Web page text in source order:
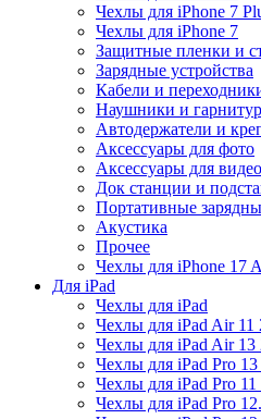
Чехлы для iPhone 7
Чехлы для iPhone 7
Защитные пленки и
Зарядные устройства
Кабели и
Наушники и
Автодержатели и
Аксессуары для фото
Аксессуары для видео
Док станции и
Портативные
Акустика
Прочее
Чехлы для iPhone 17
Для iPad
Чехлы для iPad
Чехлы для iPad Air 11
Чехлы для iPad Air 13
Чехлы для iPad Pro 13
Чехлы для iPad Pro 11
Чехлы для iPad Pro